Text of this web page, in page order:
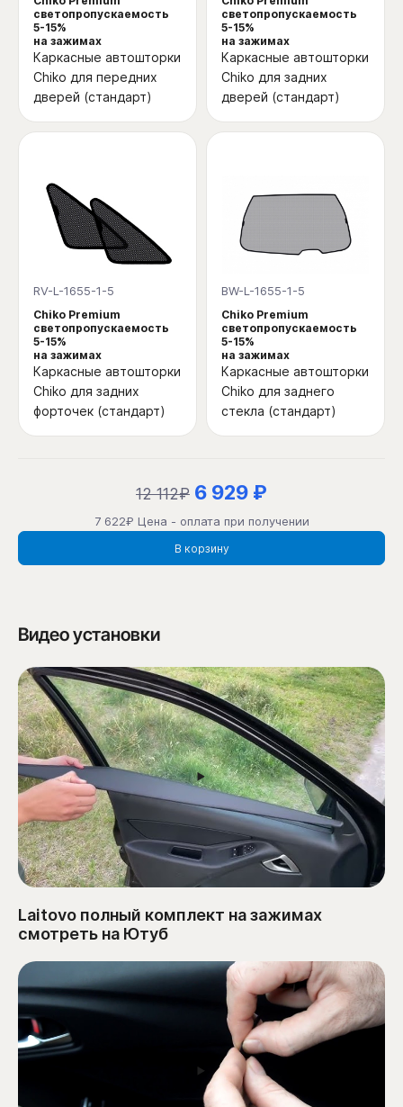
светопропускаемость
5-15%
на зажимах
Каркасные автошторки
Chiko для передних
дверей (стандарт)
светопропускаемость
5-15%
на зажимах
Каркасные автошторки
Chiko для задних
дверей (стандарт)
RV-L-1655-1-5
Chiko Premium
светопропускаемость
5-15%
на зажимах
Каркасные автошторки
Chiko для задних
форточек (стандарт)
BW-L-1655-1-5
Chiko Premium
светопропускаемость
5-15%
на зажимах
Каркасные автошторки
Chiko для заднего
стекла (стандарт)
12 112₽ 6 929 ₽
7 622₽ Цена - оплата при получении
В корзину
Видео установки
Laitovo полный комплект на зажимах
смотреть на Ютуб